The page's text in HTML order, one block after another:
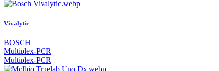
Vivalytic
BOSCH
Multiplex-PCR
Multiplex-PCR